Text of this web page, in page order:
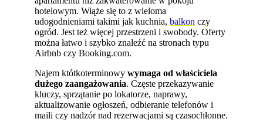
hotelowym. Wiąże się to z wieloma
udogodnieniami takimi jak kuchnia,balkon czy
ogród. Jest też więcej przestrzeni i swobody. Oferty
można łatwo i szybko znaleźć na stronach typu
Airbnb czy Booking.com.
Najem któtkoterminowy wymaga od właściciela
dużego zaangażowania. Częste przekazywanie
kluczy, sprzątanie po lokatorze, naprawy,
aktualizowanie ogłoszeń, odbieranie telefonów i
maili czy nadzór nad rezerwacjami są czasochłonne.